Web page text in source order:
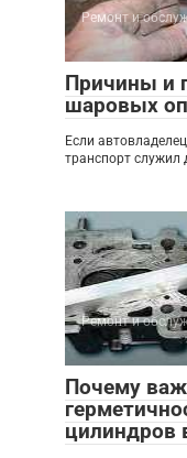
Ремонт и
Причины и
шаровых
Если
транспорт служил
Ремонт и
Почему
цилиндров